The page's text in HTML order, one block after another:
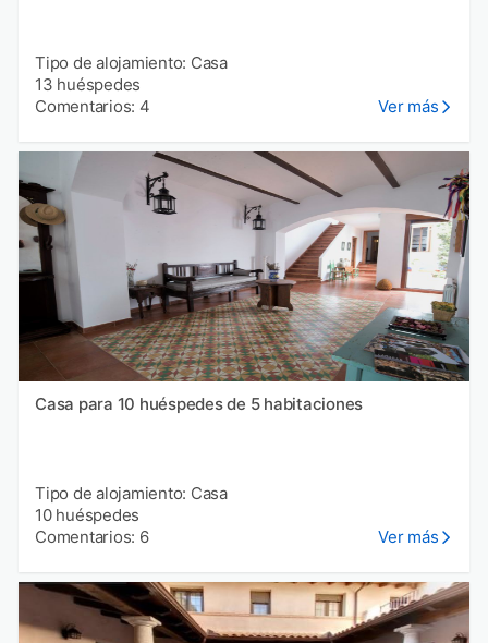
Tipo de alojamiento: Casa
13 huéspedes
Comentarios: 4
Ver más
Casa para 10 huéspedes de 5 habitaciones
Tipo de alojamiento: Casa
10 huéspedes
Comentarios: 6
Ver más